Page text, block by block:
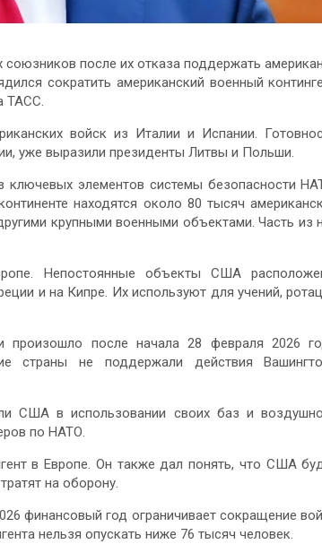
после их отказа поддержать
сократить американский военный
ТАСС.
войск из Италии и Испании.
уже выразили президенты Литвы и Польши.
ключевых элементов системы безопасности
находятся около 80 тысяч
крупными военными объектами. Часть из
Непостоянные объекты США
и на Кипре. Их используют для учений,
после начала 28 февраля 2026
страны не поддержали действия
США в использовании своих баз и
по НАТО.
в Европе. Он также дал понять, что США
на оборону.
финансовый год ограничивает сокращение
нельзя опускать ниже 76 тысяч человек.